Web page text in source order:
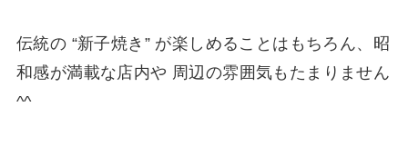
伝統の “新子焼き” が楽しめることはもちろん、昭
和感が満載な店内や 周辺の雰囲気もたまりません
^^